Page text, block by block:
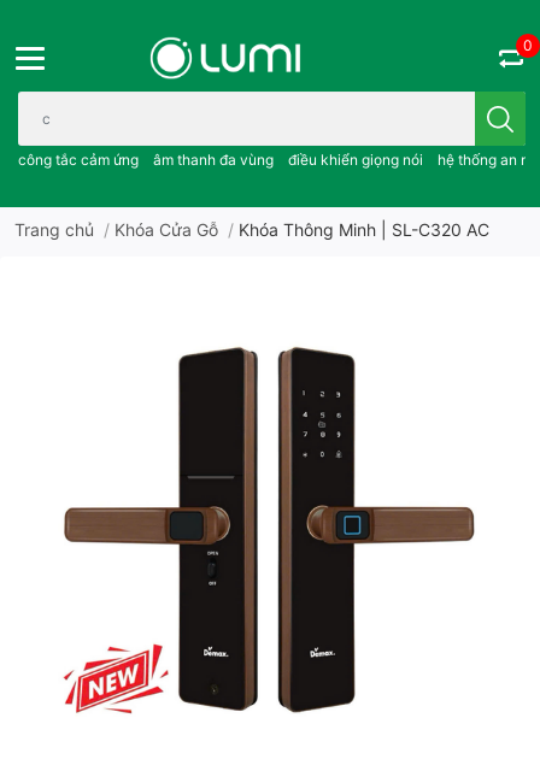
Bạn cần tìm gì..; công tắc cảm ứng..; âm thanh đa vùng ; điều
công tắc cảm ứng âm thanh đa vùng điều khiển giọng nói hệ thống an
0
Trang chủ / Khóa Cửa Gỗ / Khóa Thông Minh | SL-C320 AC